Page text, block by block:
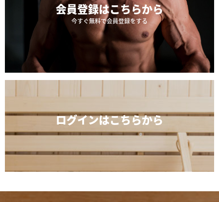
会員登録はこちらから
今すぐ無料で会員登録をする
ログインはこちらから